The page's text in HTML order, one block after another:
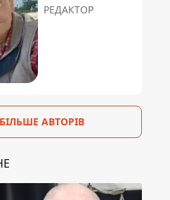
РЕДАКТОР
БІЛЬШЕ АВТОРІВ